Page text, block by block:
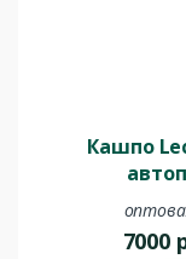
Кашпо
7000